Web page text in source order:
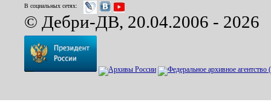
В социальных сетях:
© Дебри-ДВ, 20.04.2006 - 2026